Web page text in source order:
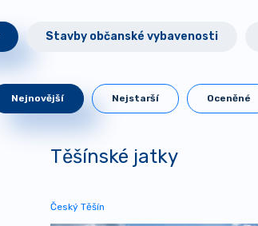
Stavby občanské vybavenosti
Nejnovější Nejstarší Oceněné
Těšínské jatky
Český Těšín